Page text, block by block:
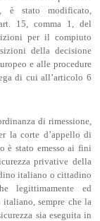
è stato modificato,
15, comma 1, del
per il compiuto
della decisione
e alle procedure
di cui all’articolo 6
di rimessione,
la corte d’appello di
è stato emesso ai fini
privative della
italiano o cittadino
legittimamente ed
sempre che la
sia eseguita in